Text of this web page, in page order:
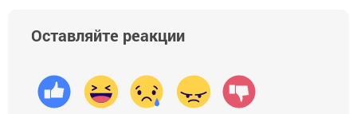
Оставляйте реакции